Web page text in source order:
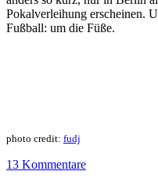
Pokalverleihung erscheinen.
Fußball: um die Füße.
photo credit: fudj
13 Kommentare